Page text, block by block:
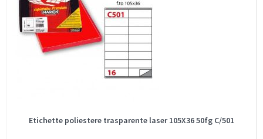
Etichette poliestere trasparente laser 105X36 50fg C/501